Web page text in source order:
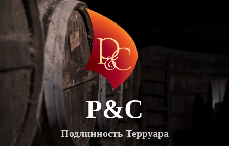
Перейти
содержимому
P&C
Подлинность Терруара